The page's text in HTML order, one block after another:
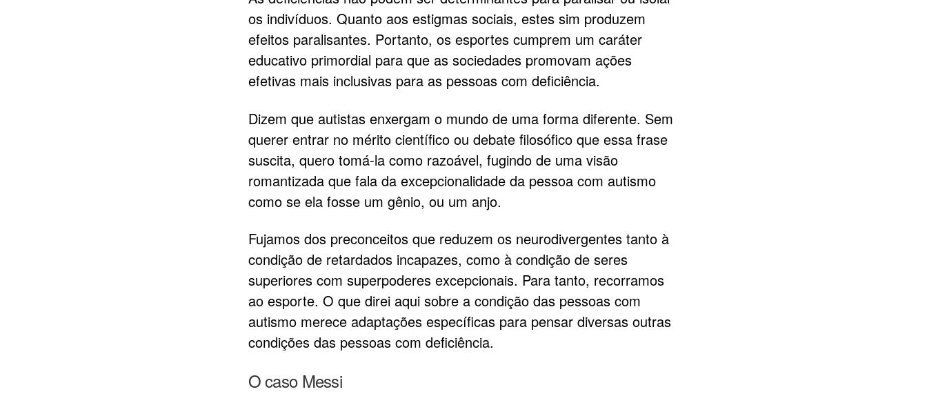
os indivíduos. Quanto aos estigmas sociais, estes sim produzem
efeitos paralisantes. Portanto, os esportes cumprem um caráter
educativo primordial para que as sociedades promovam ações
efetivas mais inclusivas para as pessoas com deficiência.
Dizem que autistas enxergam o mundo de uma forma diferente. Sem
querer entrar no mérito científico ou debate filosófico que essa frase
suscita, quero tomá-la como razoável, fugindo de uma visão
romantizada que fala da excepcionalidade da pessoa com autismo
como se ela fosse um gênio, ou um anjo.
Fujamos dos preconceitos que reduzem os neurodivergentes tanto à
condição de retardados incapazes, como à condição de seres
superiores com superpoderes excepcionais. Para tanto, recorramos
ao esporte. O que direi aqui sobre a condição das pessoas com
autismo merece adaptações específicas para pensar diversas outras
condições das pessoas com deficiência.
O caso Messi